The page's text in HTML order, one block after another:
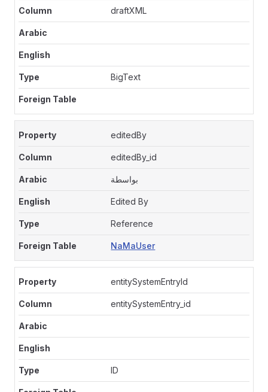
draftXML
BigText
editedBy
editedBy_id
بواسطة
Edited By
Reference
NaMaUser
entitySystemEntryId
entitySystemEntry_id
ID